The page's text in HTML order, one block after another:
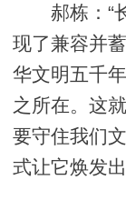
郝栋：“长
现了兼容并
华文明五千
之所在。这
要守住我们
式让它焕发